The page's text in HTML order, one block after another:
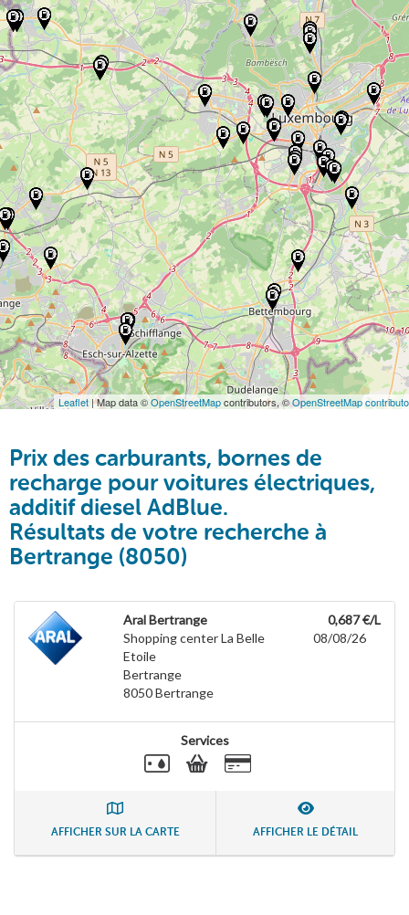
Leaflet | Map data ©OpenStreetMapcontributors, ©OpenStreetMap
Prix des carburants, bornes de
recharge pour voitures électriques,
additif diesel AdBlue.
Résultats de votre recherche à
Bertrange (8050)
Aral Bertrange
Shopping center La Belle
Etoile
Bertrange
8050Bertrange
0,687 €/L
08/08/26
Services
AFFICHER SUR LA CARTE AFFICHER LE DÉTAIL